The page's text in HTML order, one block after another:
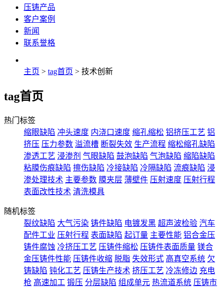
压铸产品
客户案例
新闻
联系誉格
主页 > tag首页 > 技术创新
tag首页
热门标签
缩眼缺陷 冲头速度 内浇口速度 缩孔缩松 铝挤压工艺 铝
挤压 压力参数 溢流槽 断裂失效 生产流程 缩松缩孔缺陷
渗透工艺 浸渗剂 气眼缺陷 鼓泡缺陷 气泡缺陷 缩陷缺陷
粘膜伤痕缺陷 擦伤缺陷 冷接缺陷 冷隔缺陷 流痕缺陷 浸
渗处理技术 主要参数 膜夹层 薄壁件 压射速度 压射行程
表面改性技术 清洗模具
随机标签
裂纹缺陷 大气污染 铸件缺陷 电镀发黑 超声波检验 汽车
配件工业 压射行程 表面缺陷 起订量 主要性能 铝合金压
铸件腐蚀 冷挤压工艺 压铸件缩松 压铸件表面质量 镁合
金压铸件性能 压铸件收缩 脱脂 失效形式 高真空系统 欠
铸缺陷 钝化工艺 压铸生产技术 挤压工艺 冷冻修边 充电
枪 高速加工 锻压 分层缺陷 组成单元 热流道系统 压铸市